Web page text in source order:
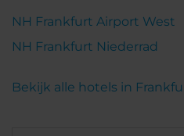
NH Frankfurt Airport West
NH Frankfurt Niederrad
Bekijk alle hotels in